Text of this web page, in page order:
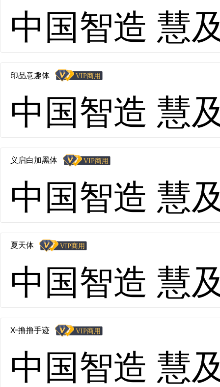
中国智造 慧
印品意趣体
中国智造 慧
义启白加黑体
中国智造 慧
夏天体
中国智造 慧
X-撸撸手迹
中国智造 慧